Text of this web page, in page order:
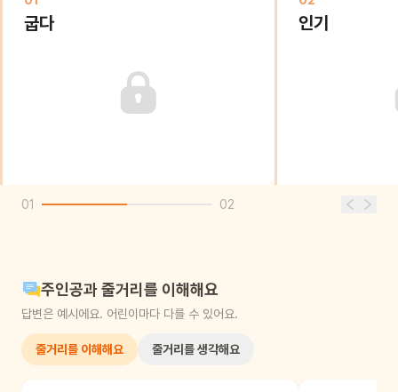
굽다 인기
01 02
주인공과 줄거리를 이해해요
답변은 예시에요. 어린이마다 다를 수 있어요.
줄거리를 이해해요 줄거리를 생각해요